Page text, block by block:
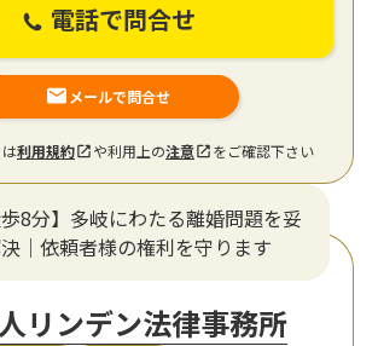
電話で問合せ
メールで問合せ
利用規約 や利用上の注意 をご確認下さい
歩8分】多岐にわたる離婚問題を妥
｜依頼者様の権利を守ります
リンデン法律事務所